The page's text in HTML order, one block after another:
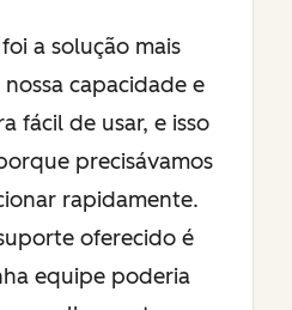
a solução mais
capacidade e
fácil de usar, e isso
precisávamos
rapidamente.
oferecido é
equipe poderia